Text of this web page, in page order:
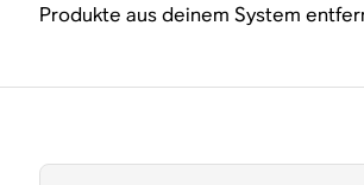
Produkte aus deinem System